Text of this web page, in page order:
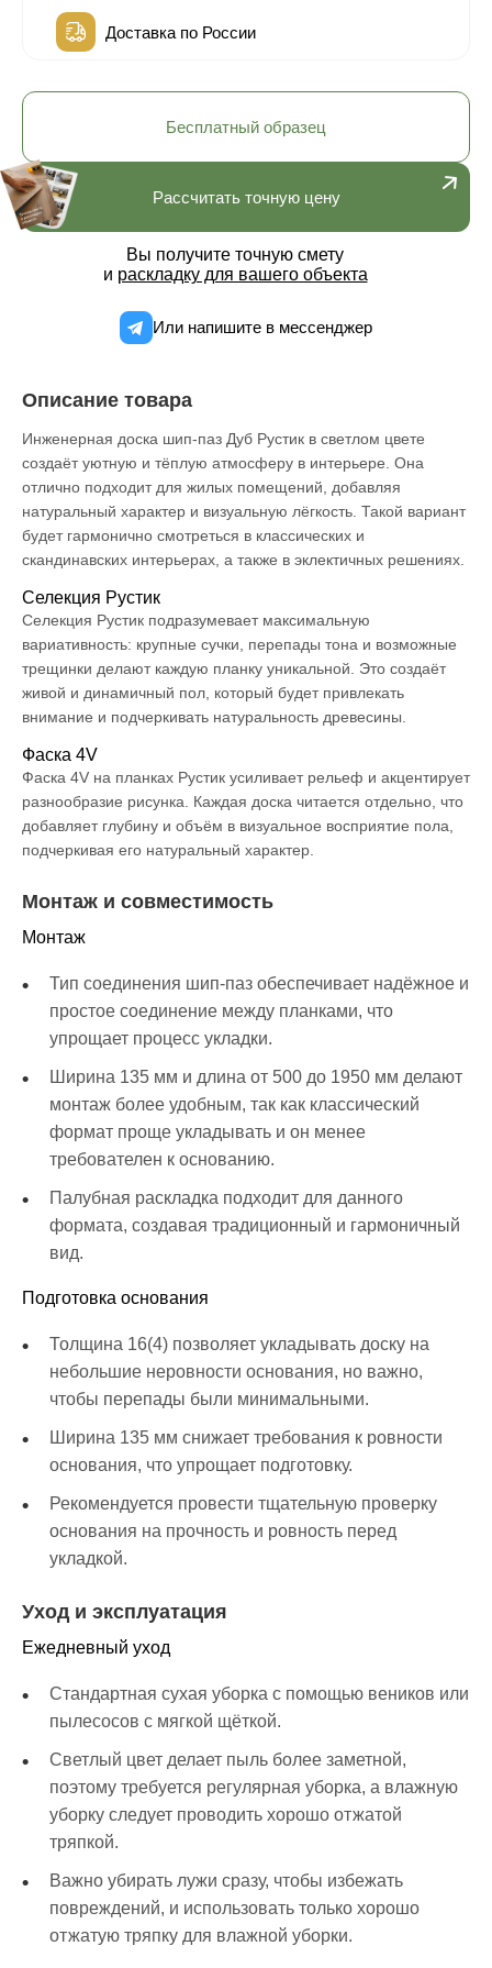
Доставка по России
Рассчитать точную цену
Вы получите точную смету
и раскладку для вашего объекта
Или напишите в мессенджер
Бесплатный образец
Описание товара
Инженерная доска шип-паз Дуб Рустик в светлом цвете
создаёт уютную и тёплую атмосферу в интерьере. Она
отлично подходит для жилых помещений, добавляя
натуральный характер и визуальную лёгкость. Такой вариант
будет гармонично смотреться в классических и
скандинавских интерьерах, а также в эклектичных решениях.
Селекция Рустик
Селекция Рустик подразумевает максимальную
вариативность: крупные сучки, перепады тона и возможные
трещинки делают каждую планку уникальной. Это создаёт
живой и динамичный пол, который будет привлекать
внимание и подчеркивать натуральность древесины.
Фаска 4V
Фаска 4V на планках Рустик усиливает рельеф и акцентирует
разнообразие рисунка. Каждая доска читается отдельно, что
добавляет глубину и объём в визуальное восприятие пола,
подчеркивая его натуральный характер.
Монтаж и совместимость
Монтаж
Тип соединения шип-паз обеспечивает надёжное и
простое соединение между планками, что
упрощает процесс укладки.
Ширина 135 мм и длина от 500 до 1950 мм делают
монтаж более удобным, так как классический
формат проще укладывать и он менее
требователен к основанию.
Палубная раскладка подходит для данного
формата, создавая традиционный и гармоничный
вид.
Подготовка основания
Толщина 16(4) позволяет укладывать доску на
небольшие неровности основания, но важно,
чтобы перепады были минимальными.
Ширина 135 мм снижает требования к ровности
основания, что упрощает подготовку.
Рекомендуется провести тщательную проверку
основания на прочность и ровность перед
укладкой.
Уход и эксплуатация
Ежедневный уход
Стандартная сухая уборка с помощью веников или
пылесосов с мягкой щёткой.
Светлый цвет делает пыль более заметной,
поэтому требуется регулярная уборка, а влажную
уборку следует проводить хорошо отжатой
тряпкой.
Важно убирать лужи сразу, чтобы избежать
повреждений, и использовать только хорошо
отжатую тряпку для влажной уборки.